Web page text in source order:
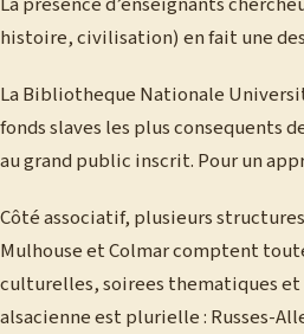
histoire, civilisation) en fait une
La Bibliotheque Nationale
fonds slaves les plus consequents
au grand public inscrit. Pour un
Côté associatif, plusieurs
Mulhouse et Colmar comptent
culturelles, soirees thematiques et
alsacienne est plurielle : Russes-